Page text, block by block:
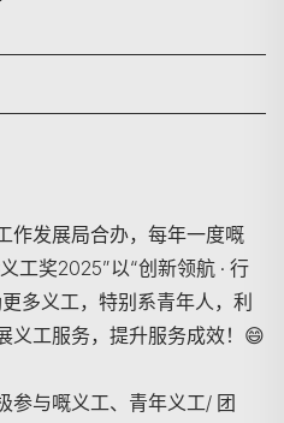
作发展局合办，每年一度嘅
工奖2025”以“创新领航 · 行
多义工，特别系青年人，利
义工服务，提升服务成效！😄
参与嘅义工、青年义工/ 团